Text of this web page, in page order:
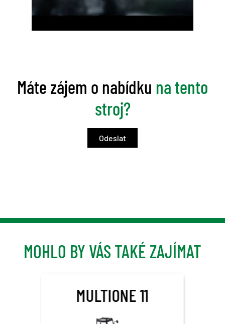
Máte zájem o nabídku na tento
stroj?
MOHLO BY VÁS TAKÉ ZAJÍMAT
MULTIONE 11